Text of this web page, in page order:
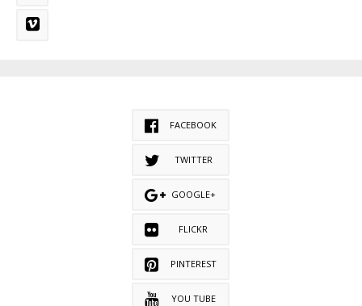
FACEBOOK
TWITTER
GOOGLE+
FLICKR
PINTEREST
YOU TUBE